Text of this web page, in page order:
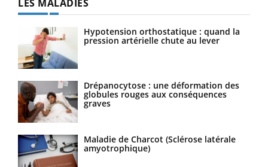
LES MALADIES
Hypotension orthostatique : quand la
pression artérielle chute au lever
Drépanocytose : une déformation des
globules rouges aux conséquences
graves
Maladie de Charcot (Sclérose latérale
amyotrophique)